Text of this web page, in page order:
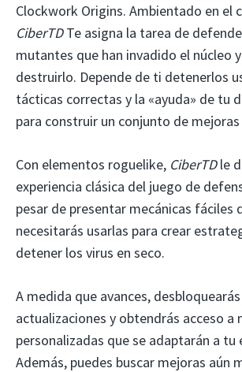
Clockwork Origins. Ambientado en el
CiberTDTe asigna la tarea de
mutantes que han invadido el núcleo
destruirlo. Depende de ti detenerlos
tácticas correctas y la «ayuda» de tu
para construir un conjunto de
Con elementos roguelike, CiberTDle
experiencia clásica del juego de
pesar de presentar mecánicas fáciles
necesitarás usarlas para crear
detener los virus en seco.
A medida que avances,
actualizaciones y obtendrás acceso a
personalizadas que se adaptarán a tu
Además, puedes buscar mejoras aún